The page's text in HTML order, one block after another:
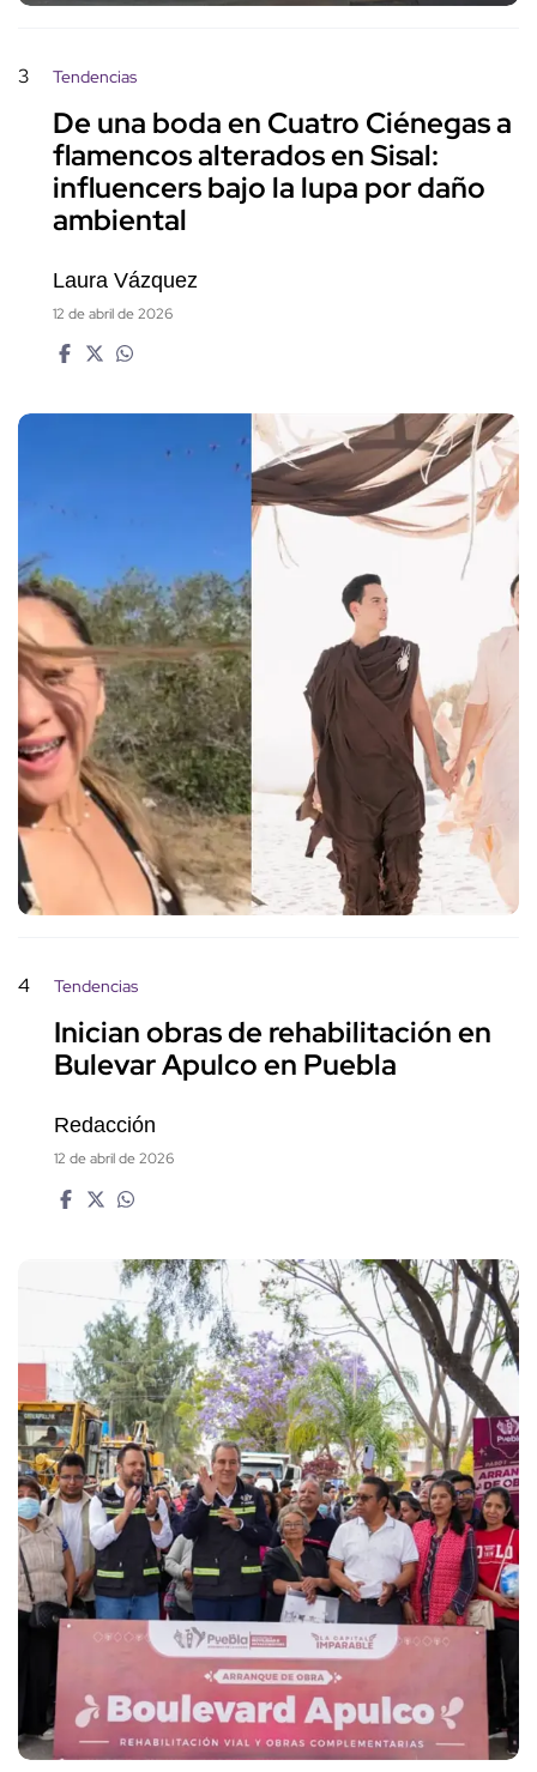
3 Tendencias
De una boda en Cuatro Ciénegas a
flamencos alterados en Sisal:
influencers bajo la lupa por daño
ambiental
Laura Vázquez
12 de abril de 2026
4 Tendencias
Inician obras de rehabilitación en
Bulevar Apulco en Puebla
Redacción
12 de abril de 2026